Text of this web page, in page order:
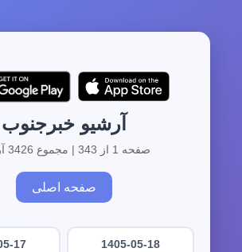
آرشیو خبرجنوب
صفحه 1 از 343 | مجموع 3426 آرشیو
صفحه اصلی
1405-05-18
17